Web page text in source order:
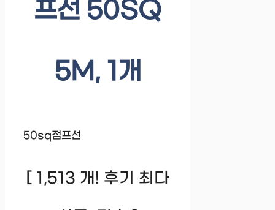
프선 50SQ
5M, 1개
50sq점프선
[ 1,513 개! 후기 최다